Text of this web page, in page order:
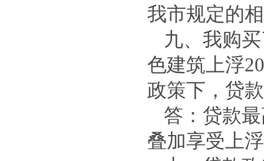
我市规定的
九、我购
色建筑上浮
政策下，贷
答：贷款
叠加享受上